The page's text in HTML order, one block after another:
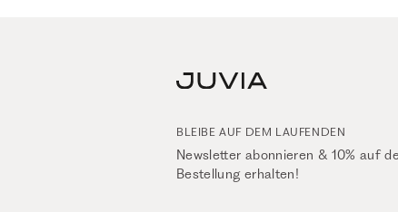
BLEIBE AUF DEM LAUFENDEN
Newsletter abonnieren & 10% auf
Bestellung erhalten!